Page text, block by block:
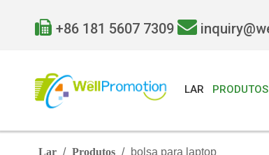
 +86 181 5607 7309 
LAR PRODUTOS
Lar / Produtos / bolsa para laptop